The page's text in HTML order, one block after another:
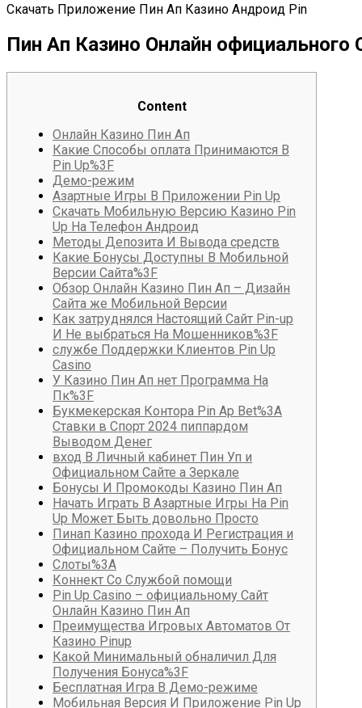
Скачать Приложение Пин Ап Казино Андроид Pin
Пин Ап Казино Онлайн официального
Content
Онлайн Казино Пин Ап
Какие Способы оплата Принимаются В
Pin Up%3F
Демо-режим
Азартные Игры В Приложении Pin Up
Скачать Мобильную Версию Казино Pin
Up На Телефон Андроид
Методы Депозита И Вывода средств
Какие Бонусы Доступны В Мобильной
Версии Сайта%3F
Обзор Онлайн Казино Пин Ап – Дизайн
Сайта же Мобильной Версии
Как затруднялся Настоящий Сайт Pin-up
И Не выбраться На Мошенников%3F
службе Поддержки Клиентов Pin Up
Casino
У Казино Пин Ап нет Программа На
Пк%3F
Букмекерская Контора Pin Ap Bet%3A
Ставки в Спорт 2024 пиппардом
Выводом Денег
вход В Личный кабинет Пин Уп и
Официальном Сайте а Зеркале
Бонусы И Промокоды Казино Пин Ап
Начать Играть В Азартные Игры На Pin
Up Может Быть довольно Просто
Пинап Казино прохода И Регистрация и
Официальном Сайте – Получить Бонус
Слоты%3A
Коннект Со Службой помощи
Pin Up Casino – официальному Сайт
Онлайн Казино Пин Ап
Преимущества Игровых Автоматов От
Казино Pinup
Какой Минимальный обналичил Для
Получения Бонуса%3F
Бесплатная Игра В Демо-режиме
Мобильная Версия И Приложение Pin Up